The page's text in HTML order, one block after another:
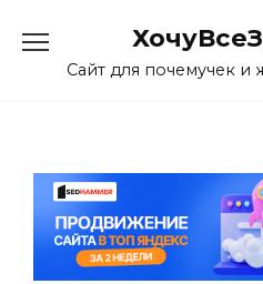
contentСайт для почемучек и